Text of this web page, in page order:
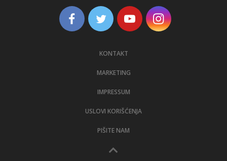
KONTAKT
MARKETING
IMPRESSUM
USLOVI KORIŠĆENJA
PIŠITE NAM